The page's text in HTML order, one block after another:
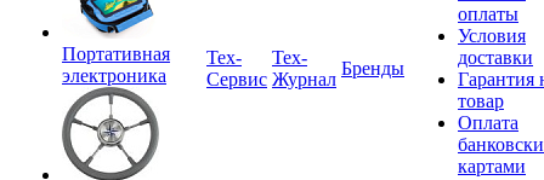
Портативная
электроника
Tex-
Сервис
Тех-
Журнал
Бренды
оплаты
Условия
доставки
Гарантия
товар
Оплата
картами